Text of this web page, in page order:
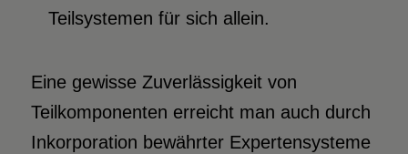
Teilsystemen für sich allein.
Eine gewisse Zuverlässigkeit von
Teilkomponenten erreicht man auch durch
Inkorporation bewährter Expertensysteme